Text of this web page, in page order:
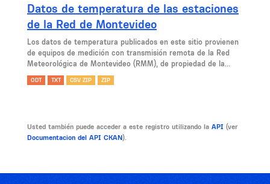
Datos de temperatura de las estaciones
de la Red de Montevideo
Los datos de temperatura publicados en este sitio provienen
de equipos de medición con transmisión remota de la Red
Meteorológica de Montevideo (RMM), de propiedad de la...
ODT TXT CSV ZIP ZIP
Usted también puede acceder a este registro utilizando la API (ver
Documentacion del API CKAN).